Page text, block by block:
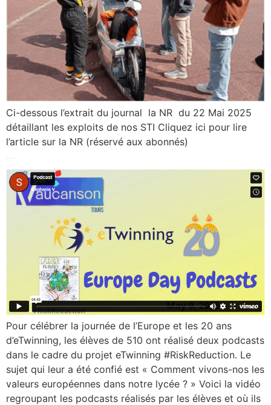
Ci-dessous l’extrait du journal la NR du 22 Mai 2025
détaillant les exploits de nos STI Cliquez ici pour lire
l’article sur la NR (réservé aux abonnés)
Pour célébrer la journée de l’Europe et les 20 ans
d’eTwinning, les élèves de 510 ont réalisé deux podcasts
dans le cadre du projet eTwinning #RiskReduction. Le
sujet qui leur a été confié est « Comment vivons-nos les
valeurs européennes dans notre lycée ? » Voici la vidéo
regroupant les podcasts réalisés par les élèves et où ils